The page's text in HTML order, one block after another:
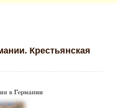
Крестьянская